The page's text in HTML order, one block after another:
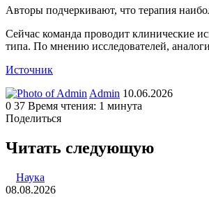
Авторы подчеркивают, что терапия
Сейчас команда проводит клинические
типа. По мнению исследователей,
Источник
Admin Send
an
10.06.2026
0 37 Время чтения: 1 минута
Поделиться
через
электронную
Читать следующую
Наука
08.08.2026